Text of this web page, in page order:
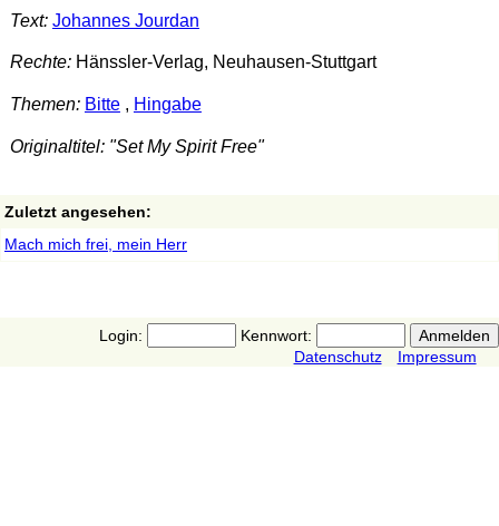
Text: Johannes Jourdan
Rechte:Hänssler-Verlag, Neuhausen-Stuttgart
Themen: Bitte, Hingabe
Originaltitel: "Set My Spirit Free"
Zuletzt angesehen:
Mach mich frei, mein Herr
Login:
Kennwort:
Datenschutz
Impressum